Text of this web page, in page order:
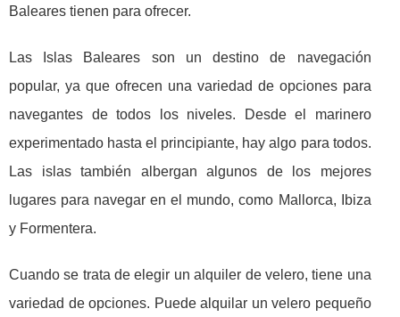
Baleares tienen para ofrecer.
Las Islas Baleares son un destino de navegación
popular, ya que ofrecen una variedad de opciones para
navegantes de todos los niveles. Desde el marinero
experimentado hasta el principiante, hay algo para todos.
Las islas también albergan algunos de los mejores
lugares para navegar en el mundo, como Mallorca, Ibiza
y Formentera.
Cuando se trata de elegir un alquiler de velero, tiene una
variedad de opciones. Puede alquilar un velero pequeño